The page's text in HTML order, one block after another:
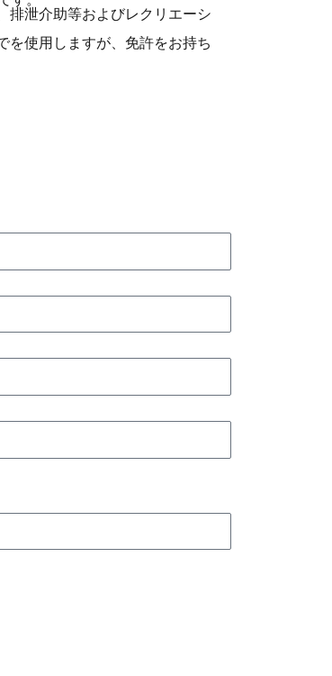
排泄介助等およびレクリエーシ
を使用しますが、免許をお持ち